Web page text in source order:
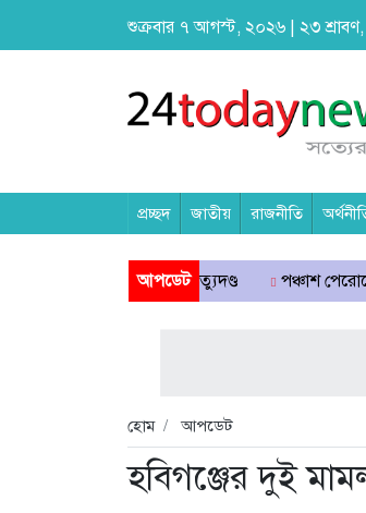
শুক্রবার ৭ আগস্ট, ২০২৬ | ২৩
প্রচ্ছদ জাতীয় রাজনীতি
আপডেটপঞ্চাশ পেরোনো আমিশা এখনও
হোম আপডেট
হবিগঞ্জের দুই